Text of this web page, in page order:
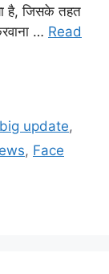
है, जिसके तहत
… Read
update,
, Face